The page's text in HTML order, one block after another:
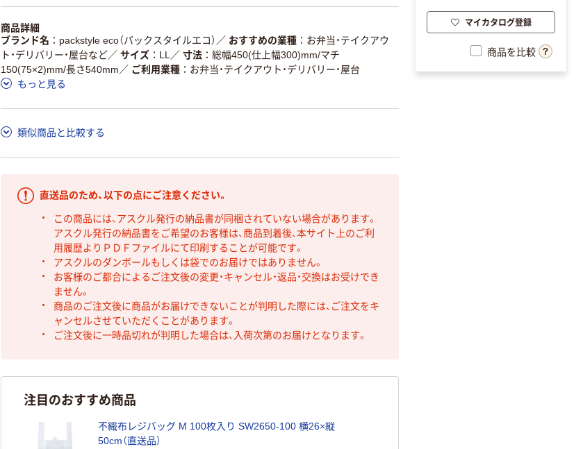
商品詳細
ブランド名
packstyle eco（パックスタイルエコ） ／ おすすめの業種
お弁当・テイクアウ
ト・デリバリー・屋台など／ サイズ LL ／ 寸法
総幅450(仕上幅300)mm/マチ
150(75×2)mm/長さ540mm ／ ご利用業種
お弁当・テイクアウト・デリバリー・屋台
もっと見る
類似商品と比較する
直送品のため、以下の点にご注意ください。
この商品には、アスクル発行の納品書が同梱されていない場合があります。
アスクル発行の納品書をご希望のお客様は、商品到着後、本サイト上のご利
用履歴よりＰＤＦファイルにて印刷することが可能です。
アスクルのダンボールもしくは袋でのお届けではありません。
お客様のご都合によるご注文後の変更・キャンセル・返品・交換はお受けでき
ません。
商品のご注文後に商品がお届けできないことが判明した際には、ご注文をキ
ャンセルさせていただくことがあります。
ご注文後に一時品切れが判明した場合は、入荷次第のお届けとなります。
注目のおすすめ商品
不織布レジバッグ M 100枚入り SW2650-100 横26×縦
50cm（直送品）
マイカタログ登録
商品を比較